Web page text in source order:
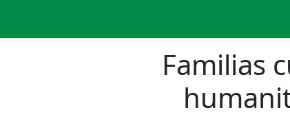
Familias